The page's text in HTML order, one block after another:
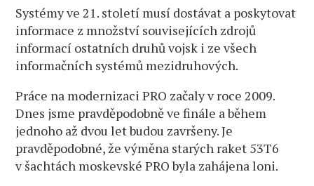
Systémy ve 21. století musí dostávat a poskytovat
informace z množství souvisejících zdrojů
informací ostatních druhů vojsk i ze všech
informačních systémů mezidruhových.
Práce na modernizaci PRO začaly v roce 2009.
Dnes jsme pravděpodobně ve finále a během
jednoho až dvou let budou završeny. Je
pravděpodobné, že výměna starých raket 53T6
v šachtách moskevské PRO byla zahájena loni.